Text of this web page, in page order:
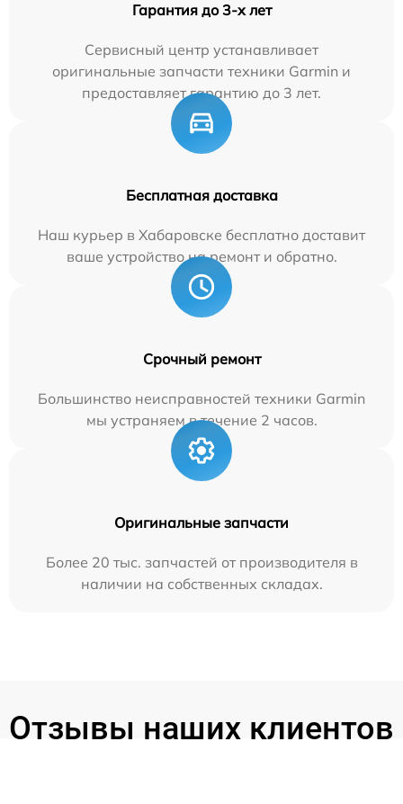
Гарантия до 3-х лет
Сервисный центр устанавливает
оригинальные запчасти техники Garmin и
предоставляет гарантию до 3 лет.
Бесплатная доставка
Наш курьер в Хабаровске бесплатно доставит
ваше устройство на ремонт и обратно.
Срочный ремонт
Большинство неисправностей техники Garmin
мы устраняем в течение 2 часов.
Оригинальные запчасти
Более 20 тыс. запчастей от производителя в
наличии на собственных складах.
Отзывы наших клиентов